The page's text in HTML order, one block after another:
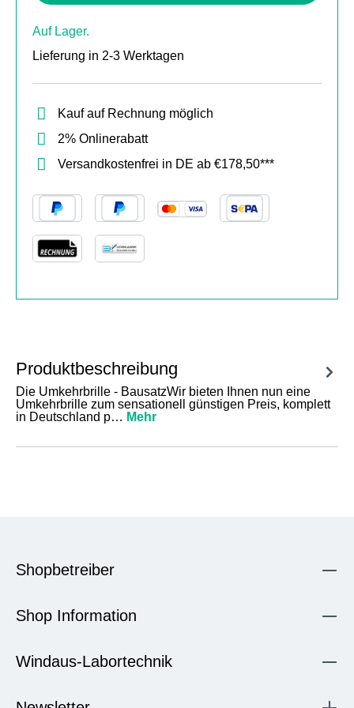
Auf Lager.
Lieferung in 2-3 Werktagen
Kauf auf Rechnung möglich
2% Onlinerabatt
Versandkostenfrei in DE ab €178,50***
Produktbeschreibung
Die Umkehrbrille - BausatzWir bieten Ihnen nun eine
Umkehrbrille zum sensationell günstigen Preis, komplett
in Deutschland p… Mehr
Shopbetreiber
Shop Information
Windaus-Labortechnik